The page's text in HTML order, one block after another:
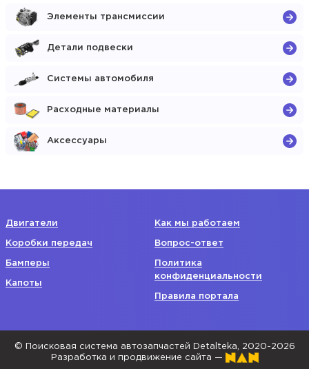
Элементы трансмиссии
Детали подвески
Системы автомобиля
Расходные материалы
Аксессуары
Двигатели
Коробки передач
Бамперы
Капоты
Как мы работаем
Вопрос-ответ
Политика
конфиденциальности
Правила портала
© Поисковая система автозапчастей Detalteka, 2020-2026
Разработка и продвижение сайта —